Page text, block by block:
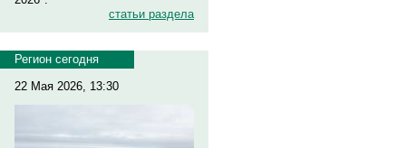
статьи раздела
Регион сегодня
22 Мая 2026, 13:30